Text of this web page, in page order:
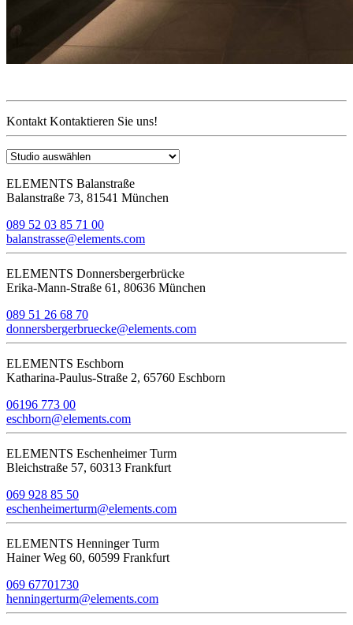
Kontakt Kontaktieren Sie uns!
ELEMENTS Balanstraße
Balanstraße 73, 81541 München
089 52 03 85 71 00
balanstrasse@elements.com
ELEMENTS Donnersbergerbrücke
Erika-Mann-Straße 61, 80636 München
089 51 26 68 70
donnersbergerbruecke@elements.com
ELEMENTS Eschborn
Katharina-Paulus-Straße 2, 65760 Eschborn
06196 773 00
eschborn@elements.com
ELEMENTS Eschenheimer Turm
Bleichstraße 57, 60313 Frankfurt
069 928 85 50
eschenheimerturm@elements.com
ELEMENTS Henninger Turm
Hainer Weg 60, 60599 Frankfurt
069 67701730
henningerturm@elements.com